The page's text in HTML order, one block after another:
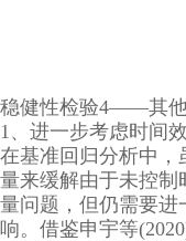
稳健性检验4——其
1、进一步考虑时间
在基准回归分析中
量来缓解由于未控
量问题，但仍需要进
响。借鉴申宇等